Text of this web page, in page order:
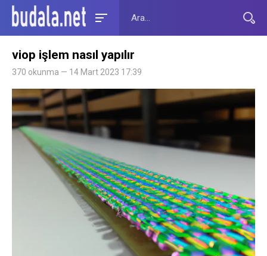
viop işlem nasıl yapılır
370 okunma — 14 Mart 2023 17:39